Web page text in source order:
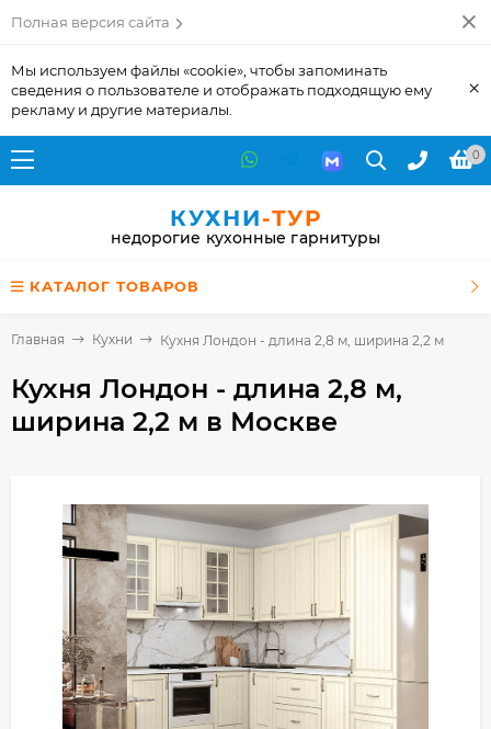
Полная версия сайта
Мы используем файлы «cookie», чтобы запоминать
сведения о пользователе и отображать подходящую ему
рекламу и другие материалы.
×
0
КУХНИ-ТУР
недорогие кухонные гарнитуры
КАТАЛОГ ТОВАРОВ
Главная Кухни Кухня Лондон - длина 2,8 м, ширина 2,2 м
Кухня Лондон - длина 2,8 м,
ширина 2,2 м в Москве